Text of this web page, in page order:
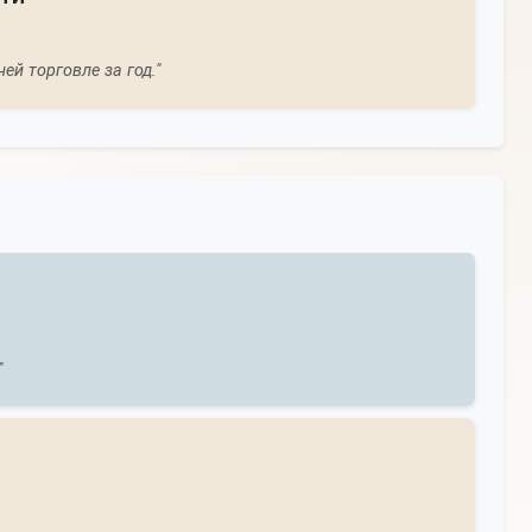
торговле за год."